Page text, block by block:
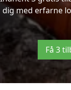
dig med erfarne
Få 3